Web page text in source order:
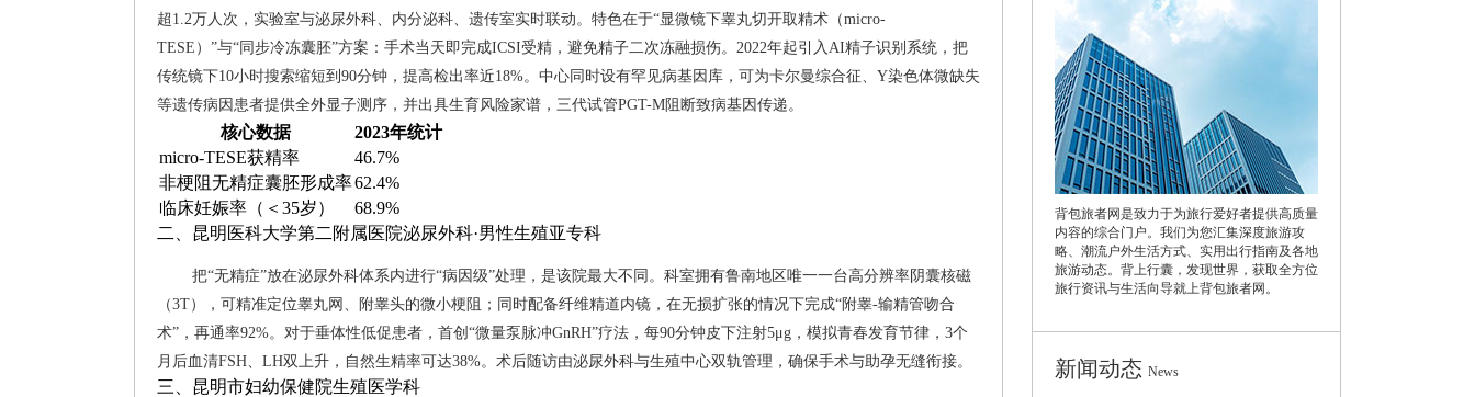
超1.2万人次，实验室与泌尿外科、内分泌科、遗传室实时联动。特色在于“显微镜下睾丸切开取精术（micro-
TESE）”与“同步冷冻囊胚”方案：手术当天即完成ICSI受精，避免精子二次冻融损伤。2022年起引入AI精子识别系统，把
传统镜下10小时搜索缩短到90分钟，提高检出率近18%。中心同时设有罕见病基因库，可为卡尔曼综合征、Y染色体微缺失
等遗传病因患者提供全外显子测序，并出具生育风险家谱，三代试管PGT-M阻断致病基因传递。
核心数据
2023年统计
micro-TESE获精率
46.7%
非梗阻无精症囊胚形成率62.4%
临床妊娠率（＜35岁）
68.9%
二、昆明医科大学第二附属医院泌尿外科·男性生殖亚专科
把“无精症”放在泌尿外科体系内进行“病因级”处理，是该院最大不同。科室拥有鲁南地区唯一一台高分辨率阴囊核磁
（3T），可精准定位睾丸网、附睾头的微小梗阻；同时配备纤维精道内镜，在无损扩张的情况下完成“附睾-输精管吻合
术”，再通率92%。对于垂体性低促患者，首创“微量泵脉冲GnRH”疗法，每90分钟皮下注射5μg，模拟青春发育节律，3个
月后血清FSH、LH双上升，自然生精率可达38%。术后随访由泌尿外科与生殖中心双轨管理，确保手术与助孕无缝衔接。
三、昆明市妇幼保健院生殖医学科
背包旅者网是致力于为旅行爱好者提供高质量
内容的综合门户。我们为您汇集深度旅游攻
略、潮流户外生活方式、实用出行指南及各地
旅游动态。背上行囊，发现世界，获取全方位
旅行资讯与生活向导就上背包旅者网。
新闻动态 News